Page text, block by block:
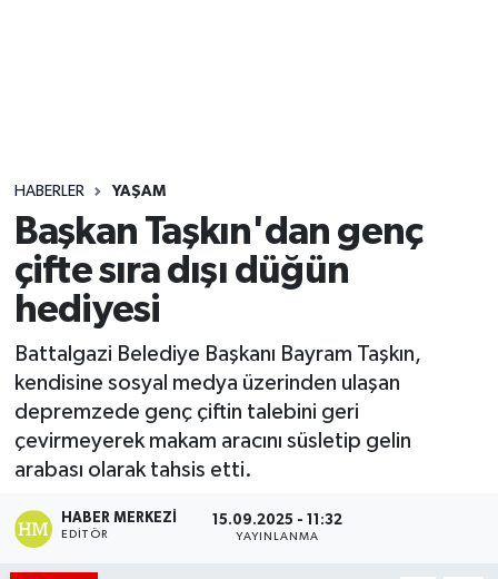
HABERLER YAŞAM
Başkan Taşkın'dan genç
çifte sıra dışı düğün
hediyesi
Battalgazi Belediye Başkanı Bayram Taşkın,
kendisine sosyal medya üzerinden ulaşan
depremzede genç çiftin talebini geri
çevirmeyerek makam aracını süsletip gelin
arabası olarak tahsis etti.
HABER MERKEZI
EDITÖR
15.09.2025 - 11:32
YAYINLANMA
Yaşam